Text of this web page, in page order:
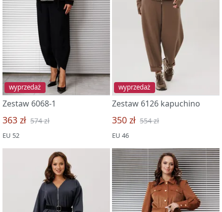
wyprzedaż
Zestaw 6068-1
363 zł 574 zł
EU 52
wyprzedaż
Zestaw 6126 kapuchino
350 zł 554 zł
EU 46